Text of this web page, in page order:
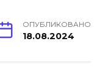
ОПУБЛИКОВАНО
18.08.2024